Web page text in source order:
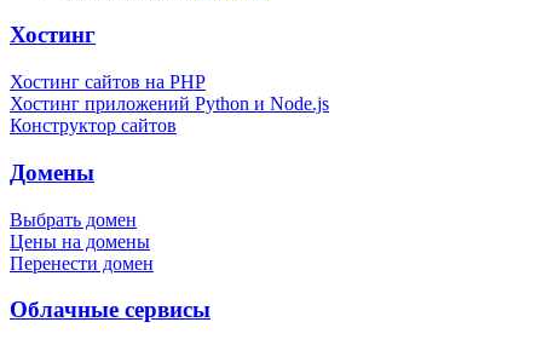
Хостинг
Хостинг сайтов на PHP
Хостинг приложений Python и Node.js
Конструктор сайтов
Домены
Выбрать домен
Цены на домены
Перенести домен
Облачные сервисы